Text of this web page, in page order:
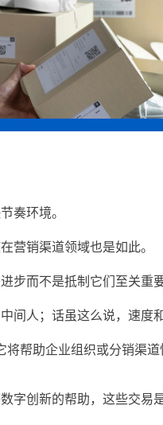
奏环境。
营销渠道领域也是如此。
步而不是抵制它们至关重要
间人；话虽这么说，速度
将帮助企业组织或分销渠
字创新的帮助，这些交易